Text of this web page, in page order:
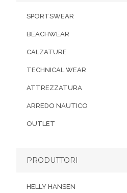
SPORTSWEAR
BEACHWEAR
CALZATURE
TECHNICAL WEAR
ATTREZZATURA
ARREDO NAUTICO
OUTLET
PRODUTTORI
HELLY HANSEN